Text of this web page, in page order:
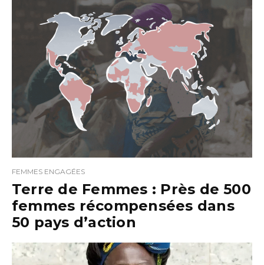
FEMMES ENGAGÉES
Terre de Femmes : Près de 500
femmes récompensées dans
50 pays d’action